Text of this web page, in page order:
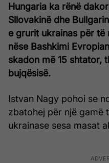
Hungaria ka rënë
Sllovakinë dhe
e grurit ukrainas për
nëse Bashkimi
skadon më 15 shtator,
bujqësisë.
Istvan Nagy pohoi se
zbatohej për një gamë
ukrainase sesa masat